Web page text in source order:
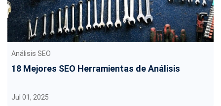
Análisis SEO
18 Mejores SEO Herramientas de Análisis
Jul 01, 2025